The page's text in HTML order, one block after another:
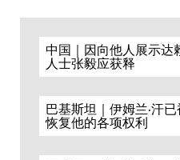
中国｜因向他人展示达
人士张毅应获释
巴基斯坦｜伊姆兰·汗
恢复他的各项权利